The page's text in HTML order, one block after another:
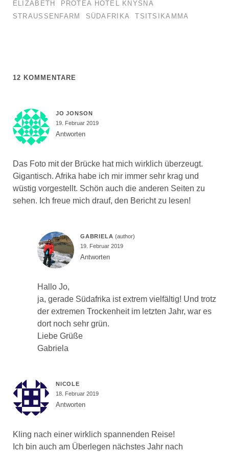
ELIZABETH
PROTEA HOTEL KNYSNA
STRAUSSENFARM
SÜDAFRIKA TSITSIKAMMA
12 KOMMENTARE
JO JONSON
19. Februar 2019
Antworten
Das Foto mit der Brücke hat mich wirklich überzeugt.
Gigantisch. Afrika habe ich mir immer sehr krag und
wüstig vorgestellt. Schön auch die anderen Seiten zu
sehen. Ich freue mich drauf, den Bericht zu lesen!
GABRIELA
19. Februar 2019
Antworten
Hallo Jo,
ja, gerade Südafrika ist extrem vielfältig! Und trotz
der extremen Trockenheit im letzten Jahr, war es
dort noch sehr grün.
Liebe Grüße
Gabriela
NICOLE
18. Februar 2019
Antworten
Kling nach einer wirklich spannenden Reise!
Ich bin auch am Überlegen nächstes Jahr nach